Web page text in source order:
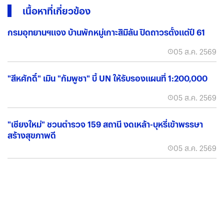
เนื้อหาที่เกี่ยวข้อง
กรมอุทยานฯแจง บ้านพักหมู่เกาะสิมิลัน ปิดถาวรตั้งแต่ปี 61
05 ส.ค. 2569
"สีหศักดิ์" เมิน "กัมพูชา" บี้ UN ให้รับรองแผนที่ 1:200,000
05 ส.ค. 2569
"เชียงใหม่" ชวนตำรวจ 159 สถานี งดเหล้า-บุหรี่เข้าพรรษา
สร้างสุขภาพดี
05 ส.ค. 2569